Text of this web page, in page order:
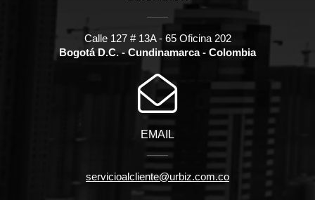
Calle 127 # 13A - 65 Oficina 202
Bogotá D.C. - Cundinamarca - Colombia
EMAIL
servicioalcliente@urbiz.com.co